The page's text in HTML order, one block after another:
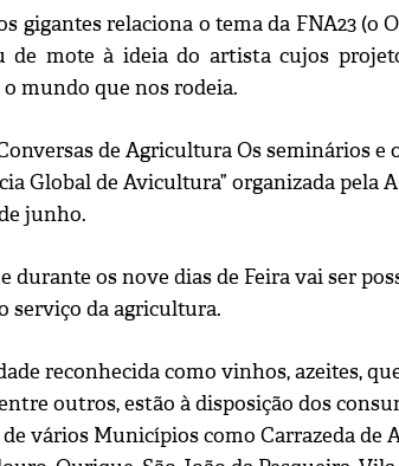
gigantes relaciona o tema da FNA23 (o
mote à ideia do artista cujos
mundo que nos rodeia.
de Agricultura Os seminários e
Global de Avicultura” organizada pela
junho.
durante os nove dias de Feira vai ser
serviço da agricultura.
reconhecida como vinhos, azeites,
outros, estão à disposição dos
vários Municípios como Carrazeda de